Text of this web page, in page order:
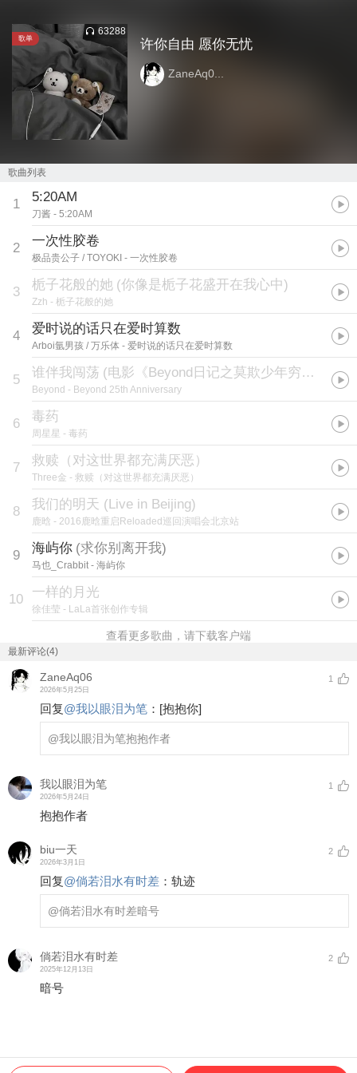
歌单
63288
许你自由 愿你无忧
ZaneAq0...
歌曲列表
1 5:20AM
刀酱 - 5:20AM
2 一次性胶卷
极品贵公子 / TOYOKI - 一次性胶卷
3 栀子花般的她 (你像是栀子花盛开在我心中)
Zzh - 栀子花般的她
4 爱时说的话只在爱时算数
Arboi氩男孩 / 万乐体 - 爱时说的话只在爱时算数
5 谁伴我闯荡 (电影《Beyond日记之莫欺少年穷》插曲 )
Beyond - Beyond 25th Anniversary
6 毒药
周星星 - 毒药
7 救赎（对这世界都充满厌恶）
Three金 - 救赎（对这世界都充满厌恶）
8 我们的明天 (Live in Beijing)
鹿晗 - 2016鹿晗重启Reloaded巡回演唱会北京站
9 海屿你 (求你别离开我)
马也_Crabbit - 海屿你
10 一样的月光
徐佳莹 - LaLa首张创作专辑
查看更多歌曲，请下载客户端
最新评论(4)
ZaneAq06
2026年5月25日
1
回复@我以眼泪为笔 ： [抱抱你]
@我以眼泪为笔抱抱作者
我以眼泪为笔
2026年5月24日
1
抱抱作者
biu一天
2026年3月1日
2
回复@倘若泪水有时差 ： 轨迹
@倘若泪水有时差暗号
倘若泪水有时差
2025年12月13日
2
暗号